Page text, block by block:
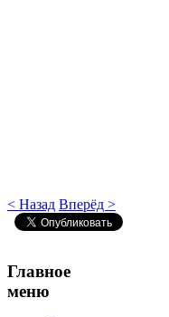
< Назад Вперёд >
Главное
меню